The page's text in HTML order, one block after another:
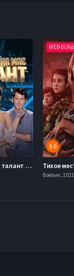
Украина имеет талант (2021)
WEB-DLRip
6.6
Тихое
Боевик ,